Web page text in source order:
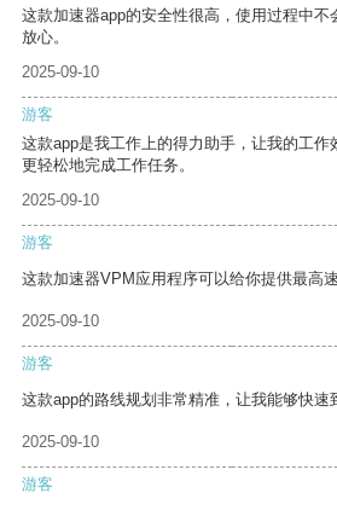
这款加速器app的安全性很高，使用过程中不
放心。
2025-09-10
游客
这款app是我工作上的得力助手，让我的工作
更轻松地完成工作任务。
2025-09-10
游客
这款加速器VPM应用程序可以给你提供最高
2025-09-10
游客
这款app的路线规划非常精准，让我能够快速
2025-09-10
游客